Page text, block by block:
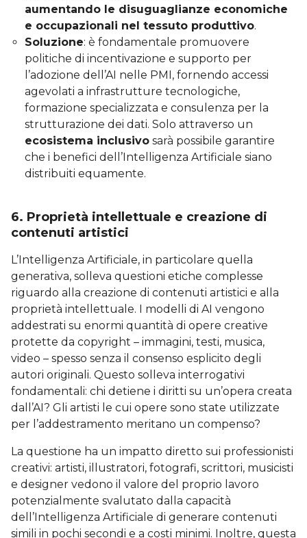
aumentando le disuguaglianze economiche
e occupazionali nel tessuto produttivo.
Soluzione: è fondamentale promuovere
politiche di incentivazione e supporto per
l’adozione dell’AI nelle PMI, fornendo accessi
agevolati a infrastrutture tecnologiche,
formazione specializzata e consulenza per la
strutturazione dei dati. Solo attraverso un
ecosistema inclusivo sarà possibile garantire
che i benefici dell’Intelligenza Artificiale siano
distribuiti equamente.
6. Proprietà intellettuale e creazione di
contenuti artistici
L’Intelligenza Artificiale, in particolare quella
generativa, solleva questioni etiche complesse
riguardo alla creazione di contenuti artistici e alla
proprietà intellettuale. I modelli di AI vengono
addestrati su enormi quantità di opere creative
protette da copyright – immagini, testi, musica,
video – spesso senza il consenso esplicito degli
autori originali. Questo solleva interrogativi
fondamentali: chi detiene i diritti su un’opera creata
dall’AI? Gli artisti le cui opere sono state utilizzate
per l’addestramento meritano un compenso?
La questione ha un impatto diretto sui professionisti
creativi: artisti, illustratori, fotografi, scrittori, musicisti
e designer vedono il valore del proprio lavoro
potenzialmente svalutato dalla capacità
dell’Intelligenza Artificiale di generare contenuti
simili in pochi secondi e a costi minimi. Inoltre, questa